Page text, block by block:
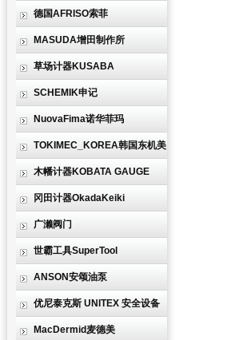
德国AFRISO索菲
MASUDA增田制作所
草场计器KUSABA
SCHEMIK申记
NuovaFima诺华菲玛
TOKIMEC_KOREA韩国东机美
木幡计器KOBATA GAUGE
冈田计器OkadaKeiki
广濑阀门
世霸工具SuperTool
ANSON安颂油泵
优尼泰克斯 UNITEX 安全设备
MacDermid麦德美